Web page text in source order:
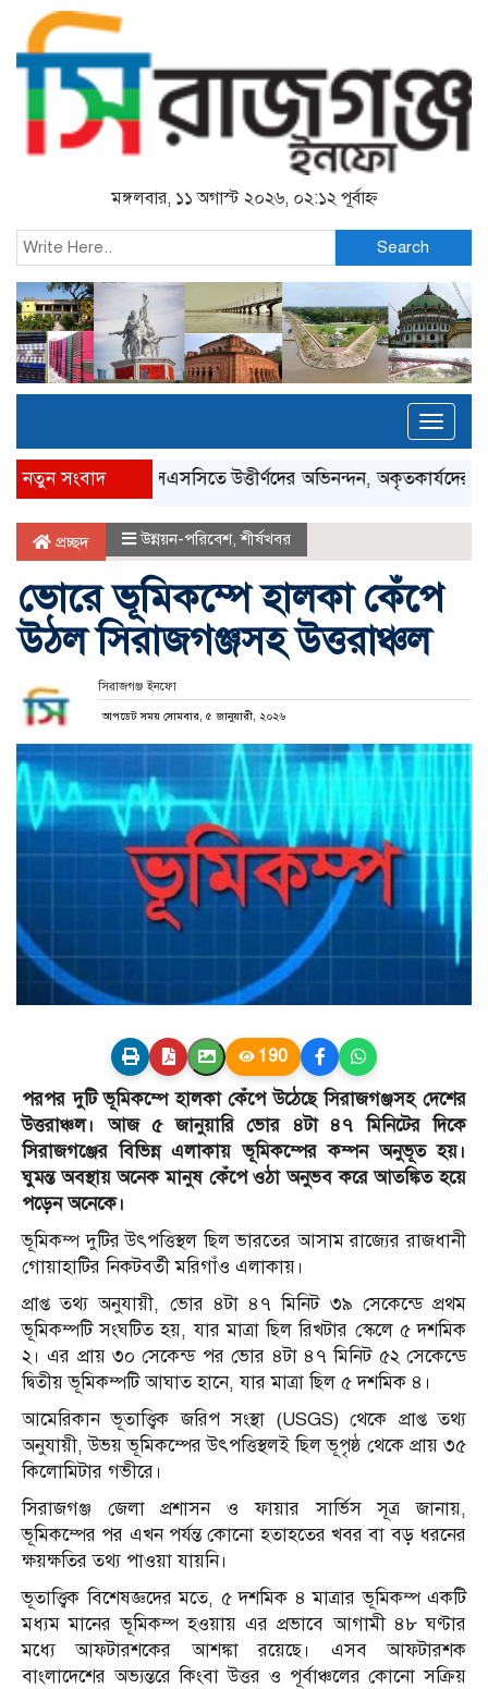
মঙ্গলবার, ১১ অগাস্ট ২০২৬, ০২:১২ পূর্বাহ্ন
Search
নতুন সংবাদএসএসসিতে উত্তীর্ণদের অভিনন্দন, অকৃতকার্যদের হতাশ না
প্রচ্ছদ উন্নয়ন-পরিবেশ,শীর্ষখবর
ভোরে ভূমিকম্পে হালকা কেঁপে
উঠল সিরাজগঞ্জসহ উত্তরাঞ্চল
সিরাজগঞ্জ ইনফো
আপডেট সময় সোমবার, ৫ জানুয়ারী, ২০২৬
190
পরপর দুটি ভূমিকম্পে হালকা কেঁপে উঠেছে সিরাজগঞ্জসহ দেশের
উত্তরাঞ্চল। আজ ৫ জানুয়ারি ভোর ৪টা ৪৭ মিনিটের দিকে
সিরাজগঞ্জের বিভিন্ন এলাকায় ভূমিকম্পের কম্পন অনুভূত হয়।
ঘুমন্ত অবস্থায় অনেক মানুষ কেঁপে ওঠা অনুভব করে আতঙ্কিত হয়ে
পড়েন অনেকে।
ভূমিকম্প দুটির উৎপত্তিস্থল ছিল ভারতের আসাম রাজ্যের রাজধানী
গোয়াহাটির নিকটবর্তী মরিগাঁও এলাকায়।
প্রাপ্ত তথ্য অনুযায়ী, ভোর ৪টা ৪৭ মিনিট ৩৯ সেকেন্ডে প্রথম
ভূমিকম্পটি সংঘটিত হয়, যার মাত্রা ছিল রিখটার স্কেলে ৫ দশমিক
২। এর প্রায় ৩০ সেকেন্ড পর ভোর ৪টা ৪৭ মিনিট ৫২ সেকেন্ডে
দ্বিতীয় ভূমিকম্পটি আঘাত হানে, যার মাত্রা ছিল ৫ দশমিক ৪।
আমেরিকান ভূতাত্ত্বিক জরিপ সংস্থা (USGS) থেকে প্রাপ্ত তথ্য
অনুযায়ী, উভয় ভূমিকম্পের উৎপত্তিস্থলই ছিল ভূপৃষ্ঠ থেকে প্রায় ৩৫
কিলোমিটার গভীরে।
সিরাজগঞ্জ জেলা প্রশাসন ও ফায়ার সার্ভিস সূত্র জানায়,
ভূমিকম্পের পর এখন পর্যন্ত কোনো হতাহতের খবর বা বড় ধরনের
ক্ষয়ক্ষতির তথ্য পাওয়া যায়নি।
ভূতাত্ত্বিক বিশেষজ্ঞদের মতে, ৫ দশমিক ৪ মাত্রার ভূমিকম্প একটি
মধ্যম মানের ভূমিকম্প হওয়ায় এর প্রভাবে আগামী ৪৮ ঘণ্টার
মধ্যে আফটারশকের আশঙ্কা রয়েছে। এসব আফটারশক
বাংলাদেশের অভ্যন্তরে কিংবা উত্তর ও পূর্বাঞ্চলের কোনো সক্রিয়